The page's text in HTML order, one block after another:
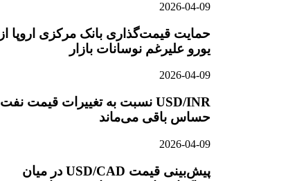
2026-04-09
حمایت قیمت‌گذاری بانک مرکزی اروپا از
یورو علیرغم نوسانات بازار
2026-04-09
USD/INR نسبت به تغییرات قیمت نفت
حساس باقی می‌ماند
2026-04-09
پیش‌بینی قیمت USD/CAD در میان